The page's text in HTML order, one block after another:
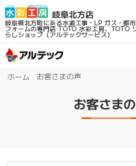
岐阜県北方町にある水道工事・LP ガス・都
フォームの専門店TOTO 水彩工房、TOTO
らしショップ（アルテックサービス）
ホーム お客さまの声
お客さま